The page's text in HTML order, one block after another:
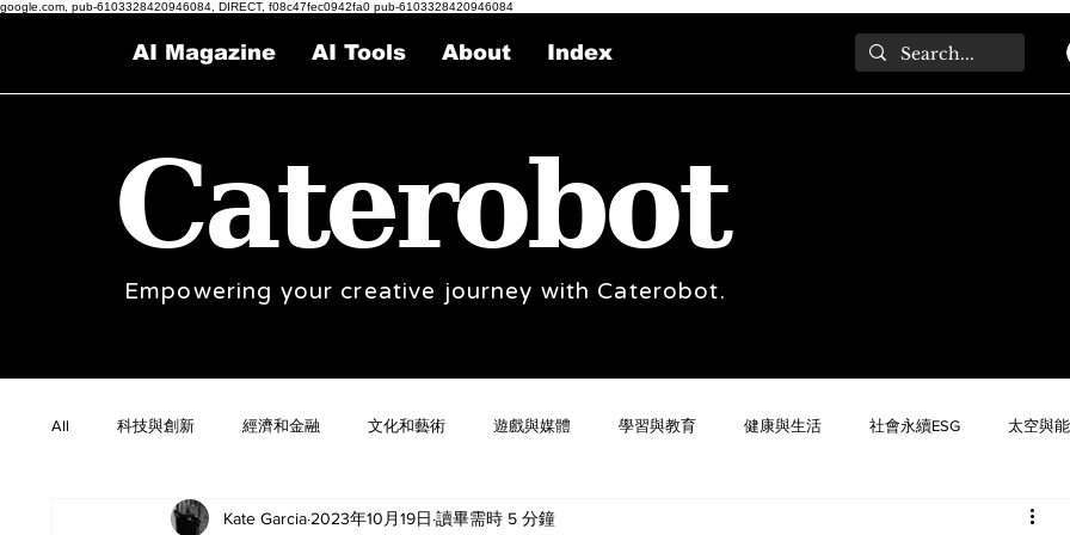
google.com, pub-6103328420946084, DIRECT, f08c47fec0942fa0 pub-6103328420946084
AI Magazine AI Tools About Index
Caterobot
Empowering your creative journey with Caterobot.
All 科技與創新 經濟和金融 文化和藝術 遊戲與媒體 學習與教育 健康與生活 社會永續ESG 太空與
Kate Garcia 2023年10月19日 讀畢需時 5 分鐘